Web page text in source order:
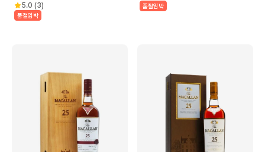
5.0 (3)
품절임박
품절임박